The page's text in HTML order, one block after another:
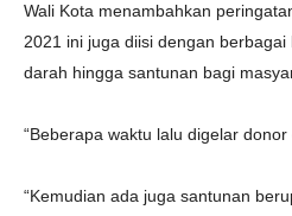
Wali Kota menambahkan
2021 ini juga diisi dengan
darah hingga santunan bagi
“Beberapa waktu lalu digelar
“Kemudian ada juga santunan